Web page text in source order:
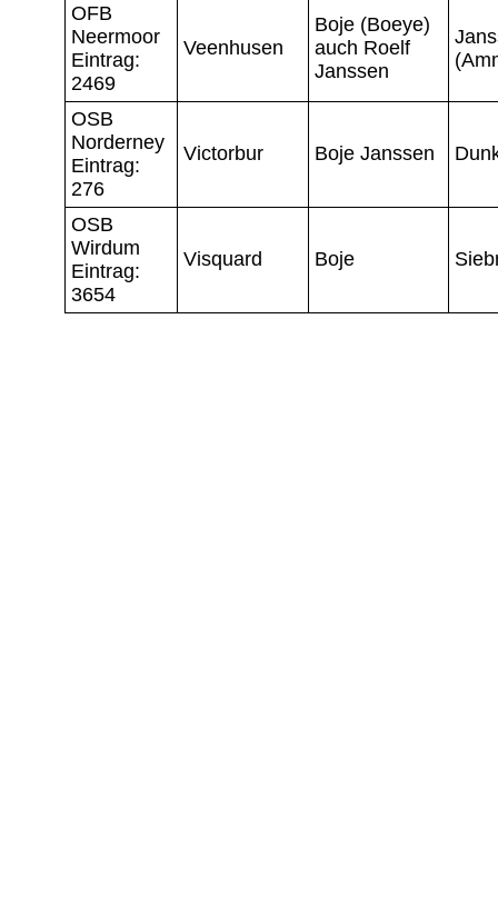
OFB
Neermoor
Eintrag:
2469
Veenhusen
Boje (Boeye)
auch Roelf
Janssen
OSB
Norderney
Eintrag:
276
Victorbur Boje Janssen
OSB
Wirdum
Eintrag:
3654
Visquard Boje